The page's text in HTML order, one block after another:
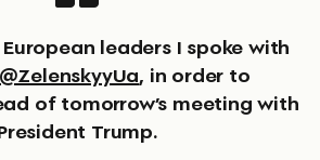
@ZelenskyyUa, in order to
of tomorrow’s meeting with
Trump.